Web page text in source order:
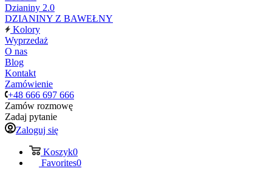
Dzianiny 2.0
DZIANINY Z BAWEŁNY
Kolory
Wyprzedaż
O nas
Blog
Kontakt
Zamówienie
+48 666 697 666
Zamów rozmowę
Zadaj pytanie
Zaloguj się
Koszyk0
Favorites0